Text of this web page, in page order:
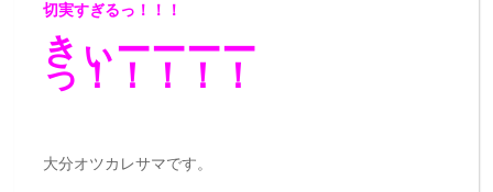
切実すぎるっ！！！
きぃーーーー
っ！！！！！
大分オツカレサマです。